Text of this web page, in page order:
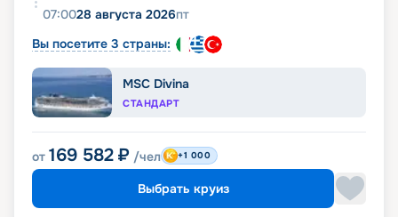
07:0028 августа 2026пт
Вы посетите 3 страны:
MSC Divina
СТАНДАРТ
от 169 582 ₽ /чел +1 000
Выбрать круиз